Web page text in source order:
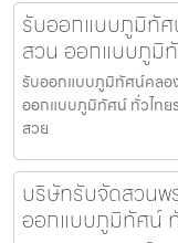
รับออกแบบภูมิทัศ
สวน ออกแบบภูมิ
รับออกแบบภูมิทัศน์คลอ
ออกแบบภูมิทัศน์ ทั่วไทย
สวย
บริษัทรับจัดสวนพ
ออกแบบภูมิทัศน์